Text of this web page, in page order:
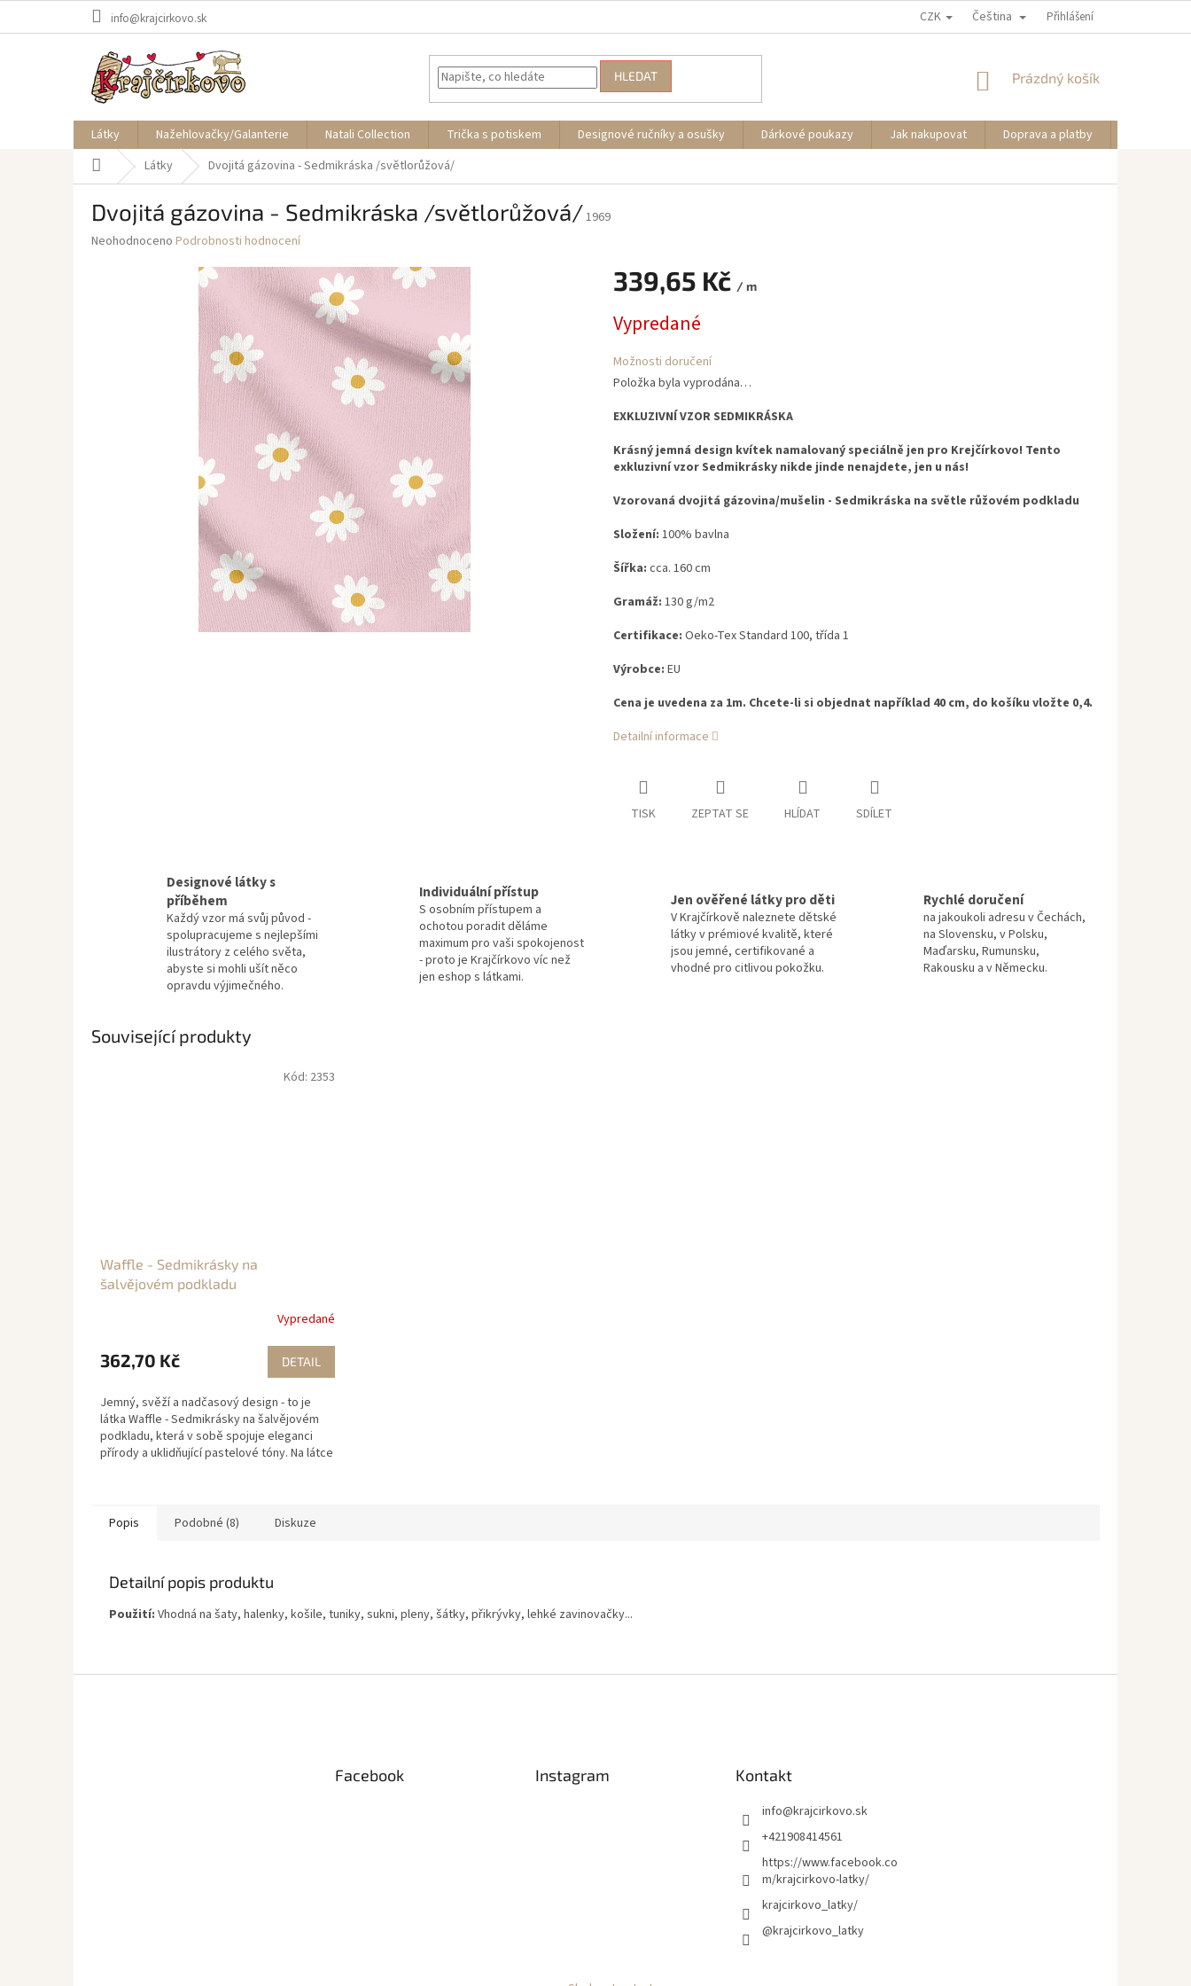
info@krajcirkovo.sk CZK Čeština Přihlášení
HLEDAT
NÁKUPNÍ
Prázdný košík
Látky Nažehlovačky/Galanterie Natali Collection Trička s potiskem Designové ručníky a osušky Dárkové poukazy Jak nakupovat Doprava a platby
Domů Látky Dvojitá gázovina - Sedmikráska /světlorůžová/
Dvojitá gázovina - Sedmikráska /světlorůžová/1969
Průměrné
Neohodnoceno Podrobnosti hodnocení
339,65 Kč / m
cena:
Vypredané
Možnosti doručení
Položka byla vyprodána…
EXKLUZIVNÍ VZOR SEDMIKRÁSKA
Krásný jemná design kvítek namalovaný speciálně jen pro Krejčírkovo! Tento
exkluzivní vzor Sedmikrásky nikde jinde nenajdete, jen u nás!
Vzorovaná dvojitá gázovina/mušelin - Sedmikráska na světle růžovém podkladu
Složení: 100% bavlna
Šířka: cca. 160 cm
Gramáž: 130 g/m2
Certifikace: Oeko-Tex Standard 100, třída 1
Výrobce: EU
Cena je uvedena za 1m. Chcete-li si objednat například 40 cm, do košíku vložte 0,4.
Detailní informace
TISK ZEPTAT SE HLÍDAT SDÍLET
Designové látky s
příběhem
Každý vzor má svůj původ -
spolupracujeme s nejlepšími
ilustrátory z celého světa,
abyste si mohli ušít něco
opravdu výjimečného.
Individuální přístup
S osobním přístupem a
ochotou poradit děláme
maximum pro vaši spokojenost
- proto je Krajčírkovo víc než
jen eshop s látkami.
Jen ověřené látky pro děti
V Krajčírkově naleznete dětské
látky v prémiové kvalitě, které
jsou jemné, certifikované a
vhodné pro citlivou pokožku.
Rychlé doručení
na jakoukoli adresu v Čechách,
na Slovensku, v Polsku,
Maďarsku, Rumunsku,
Rakousku a v Německu.
Související produkty
Waffle - Sedmikrásky na
šalvějovém podkladu
Vypredané
362,70 Kč DETAIL
Jemný, svěží a nadčasový design - to je
látka Waffle - Sedmikrásky na šalvějovém
podkladu, která v sobě spojuje eleganci
přírody a uklidňující pastelové tóny. Na látce
Kód: 2353
Popis Podobné (8) Diskuze
Detailní popis produktu
Použití: Vhodná na šaty, halenky, košile, tuniky, sukni, pleny, šátky, přikrývky, lehké zavinovačky...
Facebook Instagram Kontakt
info@krajcirkovo.sk
+421908414561
https://www.facebook.co
m/krajcirkovo-latky/
krajcirkovo_latky/
@krajcirkovo_latky